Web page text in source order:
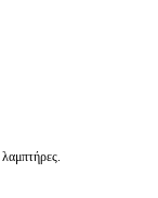
λαμπτήρες.